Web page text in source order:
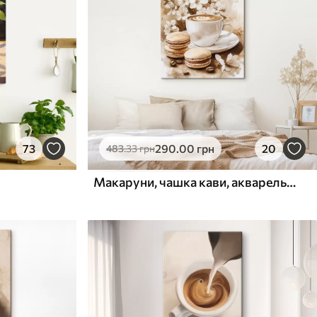
73 483.33грн290.00 грн 20
Макаруни, чашка кави, акварельний стиль, бежеві кольори, квіти жасмину